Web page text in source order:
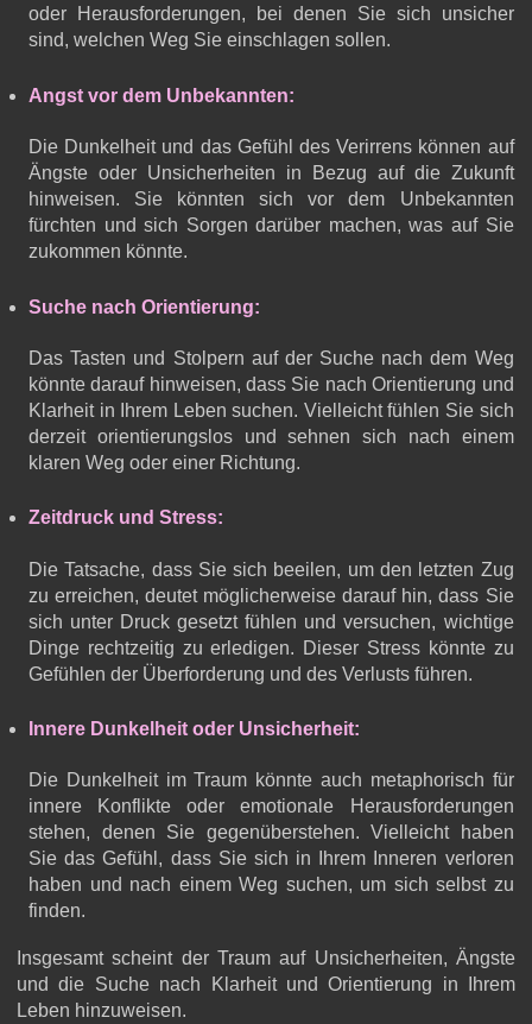
oder Herausforderungen, bei denen Sie sich unsicher
sind, welchen Weg Sie einschlagen sollen.
Angst vor dem Unbekannten:
Die Dunkelheit und das Gefühl des Verirrens können auf
Ängste oder Unsicherheiten in Bezug auf die Zukunft
hinweisen. Sie könnten sich vor dem Unbekannten
fürchten und sich Sorgen darüber machen, was auf Sie
zukommen könnte.
Suche nach Orientierung:
Das Tasten und Stolpern auf der Suche nach dem Weg
könnte darauf hinweisen, dass Sie nach Orientierung und
Klarheit in Ihrem Leben suchen. Vielleicht fühlen Sie sich
derzeit orientierungslos und sehnen sich nach einem
klaren Weg oder einer Richtung.
Zeitdruck und Stress:
Die Tatsache, dass Sie sich beeilen, um den letzten Zug
zu erreichen, deutet möglicherweise darauf hin, dass Sie
sich unter Druck gesetzt fühlen und versuchen, wichtige
Dinge rechtzeitig zu erledigen. Dieser Stress könnte zu
Gefühlen der Überforderung und des Verlusts führen.
Innere Dunkelheit oder Unsicherheit:
Die Dunkelheit im Traum könnte auch metaphorisch für
innere Konflikte oder emotionale Herausforderungen
stehen, denen Sie gegenüberstehen. Vielleicht haben
Sie das Gefühl, dass Sie sich in Ihrem Inneren verloren
haben und nach einem Weg suchen, um sich selbst zu
finden.
Insgesamt scheint der Traum auf Unsicherheiten, Ängste
und die Suche nach Klarheit und Orientierung in Ihrem
Leben hinzuweisen.